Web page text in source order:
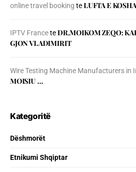
online travel booking teLUFTA E
IPTV FranceteDR.MOIKOM ZEQO:
GJON VLADIMIRIT
Wire Testing Machine Manufacturers in
MOISIU …
Kategoritë
Dëshmorët
Etnikumi Shqiptar